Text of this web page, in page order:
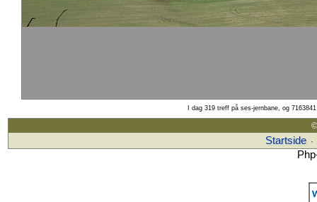
I dag 319 treff på ses-jernbane, og
Startside ·